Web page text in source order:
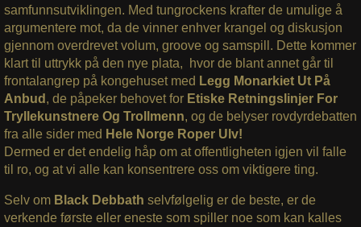
samfunnsutviklingen. Med tungrockens krafter de umulige å
argumentere mot, da de vinner enhver krangel og diskusjon
gjennom overdrevet volum, groove og samspill. Dette kommer
klart til uttrykk på den nye plata, hvor de blant annet går til
frontalangrep på kongehuset med Legg Monarkiet Ut På
Anbud , de påpeker behovet for Etiske Retningslinjer For
Tryllekunstnere Og Trollmenn, og de belyser rovdyrdebatten
fra alle sider med Hele Norge Roper Ulv!
Dermed er det endelig håp om at offentligheten igjen vil falle
til ro, og at vi alle kan konsentrere oss om viktigere ting.
Selv om Black Debbath selvfølgelig er de beste, er de
verkende første eller eneste som spiller noe som kan kalles